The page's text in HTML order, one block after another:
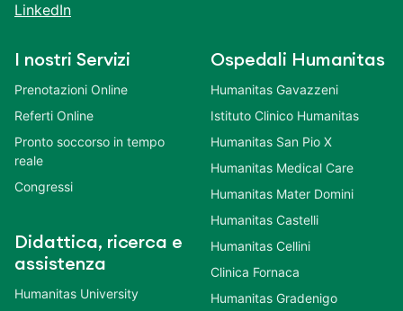
LinkedIn
I nostri Servizi
Prenotazioni Online
Referti Online
Pronto soccorso in tempo
reale
Congressi
Didattica, ricerca e
assistenza
Humanitas University
Ospedali Humanitas
Humanitas Gavazzeni
Istituto Clinico Humanitas
Humanitas San Pio X
Humanitas Medical Care
Humanitas Mater Domini
Humanitas Castelli
Humanitas Cellini
Clinica Fornaca
Humanitas Gradenigo